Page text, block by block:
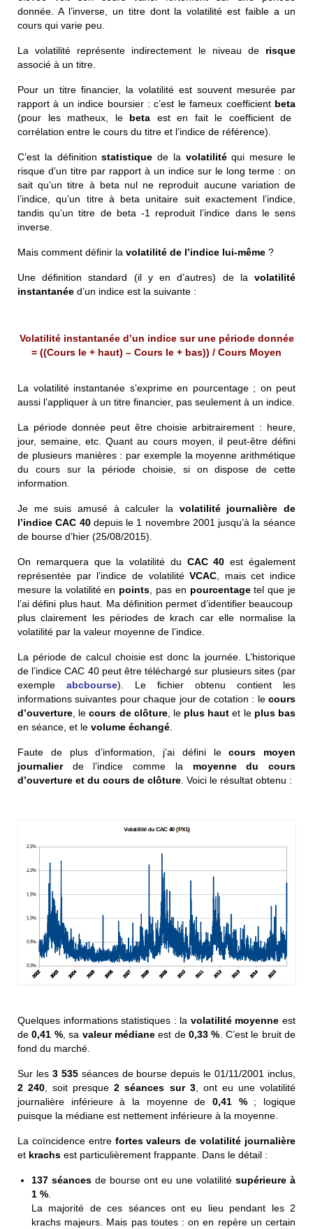
donnée. A l’inverse, un titre dont la volatilité est faible a un
cours qui varie peu.
La volatilité représente indirectement le niveau de risque
associé à un titre.
Pour un titre financier, la volatilité est souvent mesurée par
rapport à un indice boursier : c’est le fameux coefficient beta
(pour les matheux, le beta est en fait le coefficient de
corrélation entre le cours du titre et l’indice de référence).
C’est la définitionstatistique de la volatilitéqui mesure le
risque d’un titre par rapport à un indice sur le long terme : on
sait qu’un titre à beta nul ne reproduit aucune variation de
l’indice, qu’un titre à beta unitaire suit exactement l’indice,
tandis qu’un titre de beta -1 reproduit l’indice dans le sens
inverse.
Mais comment définir la volatilité de l’indice lui-même ?
Une définition standard (il y en d’autres) de la volatilité
instantanée d’un indice est la suivante :
Volatilité instantanée d’un indice sur une période donnée
= ((Cours le + haut) – Cours le + bas)) / Cours Moyen
La volatilité instantanée s’exprime en pourcentage ; on peut
aussi l’appliquer à un titre financier, pas seulement à un indice.
La période donnée peut être choisie arbitrairement : heure,
jour, semaine, etc. Quant au cours moyen, il peut-être défini
de plusieurs manières : par exemple la moyenne arithmétique
du cours sur la période choisie, si on dispose de cette
information.
Je me suis amusé à calculer la volatilité journalière de
l’indice CAC 40depuis le 1 novembre 2001 jusqu’à la séance
de bourse d’hier (25/08/2015).
On remarquera que la volatilité du CAC 40 est également
représentée par l’indice de volatilitéVCAC , mais cet indice
mesure la volatilité en points , pas en pourcentagetel que je
l’ai défini plus haut. Ma définition permet d’identifier beaucoup
plus clairement les périodes de krach car elle normalise la
volatilité par la valeur moyenne de l’indice.
La période de calcul choisie est donc la journée. L’historique
de l’indice CAC 40 peut être téléchargé sur plusieurs sites (par
exemple abcbourse). Le fichier obtenu contient les
informations suivantes pour chaque jour de cotation : le cours
d’ouverture , lecours de clôture, le plus haut et leplus bas
en séance, et le volume échangé
Faute de plus d’information, j’ai défini lecours moyen
journalierde l’indice comme la moyenne du cours
d’ouverture et du cours de clôture . Voici le résultat obtenu :
Quelques informations statistiques : la volatilitémoyenne est
de0,41 %,sa valeur médianeest de0,33 % . C’est le bruit de
fond du marché.
Sur les 3 535séances de bourse depuis le 01/11/2001 inclus,
2 240 , soit presque 2 séances sur 3, ont eu une volatilité
journalière inférieure à la moyenne de 0,41 %; logique
puisque la médiane est nettement inférieure à la moyenne.
La coïncidence entre fortes valeurs de volatilité journalière
et krachs est particulièrement frappante. Dans le détail :
137 séances de bourse ont eu une volatilité supérieure à
1 %
La majorité de ces séances ont eu lieu pendant les 2
krachs majeurs. Mais pas toutes : on en repère un certain